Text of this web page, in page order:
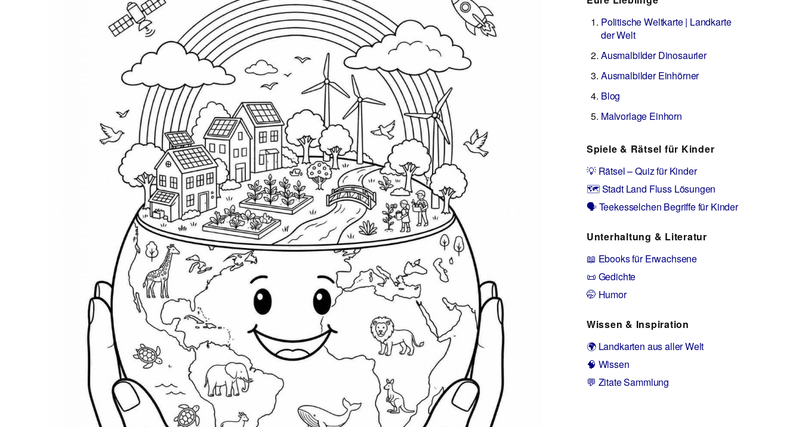
Politische Weltkarte | Landkarte
der Welt
Ausmalbilder Dinosaurier
Ausmalbilder Einhörner
Blog
Malvorlage Einhorn
Spiele & Rätsel für Kinder
💡 Rätsel – Quiz für Kinder
🗺️ Stadt Land Fluss Lösungen
🗣️ Teekesselchen Begriffe für Kinder
Unterhaltung & Literatur
📖 Ebooks für Erwachsene
📜 Gedichte
🤭 Humor
Wissen & Inspiration
🌍 Landkarten aus aller Welt
🧠 Wissen
💬 Zitate Sammlung